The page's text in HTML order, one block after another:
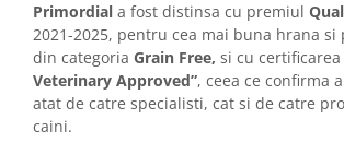
Primordial a fost distinsa cu premiul
2021-2025, pentru cea mai buna hrana
din categoria Grain Free, si cu certificarea
Veterinary Approved”, ceea ce confirma
atat de catre specialisti, cat si de catre
caini.